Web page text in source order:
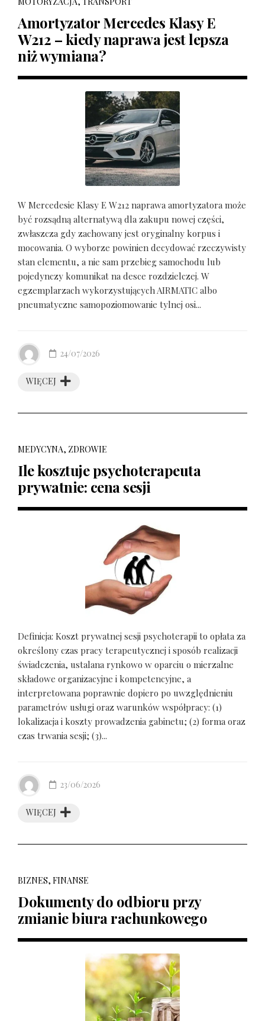
Amortyzator Mercedes Klasy E
W212 – kiedy naprawa jest lepsza
niż wymiana?
W Mercedesie Klasy E W212 naprawa amortyzatora może
być rozsądną alternatywą dla zakupu nowej części,
zwłaszcza gdy zachowany jest oryginalny korpus i
mocowania. O wyborze powinien decydować rzeczywisty
stan elementu, a nie sam przebieg samochodu lub
pojedynczy komunikat na desce rozdzielczej. W
egzemplarzach wykorzystujących AIRMATIC albo
pneumatyczne samopoziomowanie tylnej osi...
WIĘCEJ
24/07/2026
MEDYCYNA, ZDROWIE
Ile kosztuje psychoterapeuta
prywatnie: cena sesji
Definicja: Koszt prywatnej sesji psychoterapii to opłata za
określony czas pracy terapeutycznej i sposób realizacji
świadczenia, ustalana rynkowo w oparciu o mierzalne
składowe organizacyjne i kompetencyjne, a
interpretowana poprawnie dopiero po uwzględnieniu
parametrów usługi oraz warunków współpracy: (1)
lokalizacja i koszty prowadzenia gabinetu; (2) forma oraz
czas trwania sesji; (3)...
WIĘCEJ
23/06/2026
BIZNES, FINANSE
Dokumenty do odbioru przy
zmianie biura rachunkowego